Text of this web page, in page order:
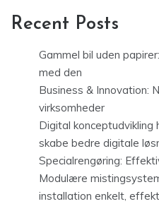
Recent Posts
Gammel bil uden
med den
Business & Innovation:
virksomheder
Digital
skabe bedre digitale
Specialrengøring:
Modulære
installation enkelt,